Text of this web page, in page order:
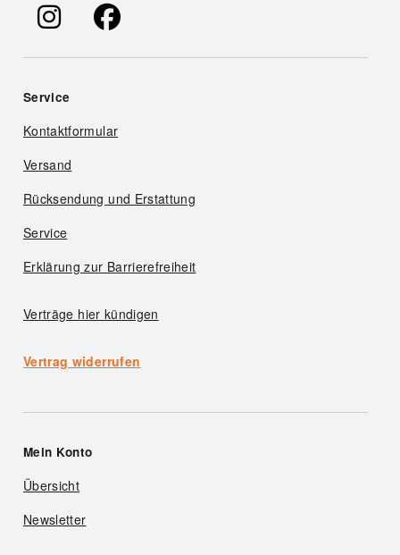
Service
Kontaktformular
Versand
Rücksendung und Erstattung
Service
Erklärung zur Barrierefreiheit
Verträge hier kündigen
Vertrag widerrufen
Mein Konto
Übersicht
Newsletter